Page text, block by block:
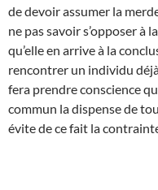
de devoir assumer la
ne pas savoir s’opposer à
qu’elle en arrive à la
rencontrer un individu
fera prendre conscience
commun la dispense de
évite de ce fait la